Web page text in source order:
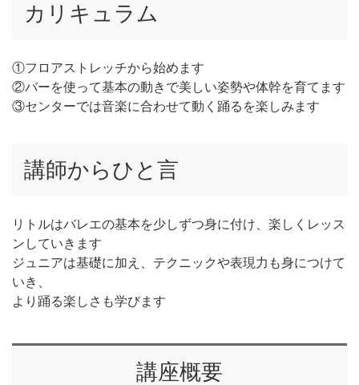
カリキュラム
①フロアストレッチから始めます
②バーを使って基本の動きで美しい姿勢や体幹を育てます
③センターでは音楽に合わせて動く踊るを楽しみます
講師からひと言
リトルはバレエの基本を少しずつ身に付け、楽しくレッス
ンしていきます
ジュニアは基礎に加え、テクニックや表現力も身につけて
いき、
より踊る楽しさも学びます
講座概要